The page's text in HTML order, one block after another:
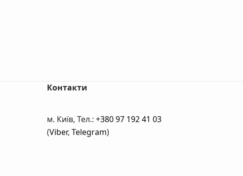
Контакти
м. Київ, Тел.:+380 97 192 41 03
(Viber,Telegram)